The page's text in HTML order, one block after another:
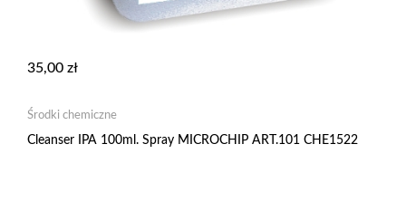
35,00 zł
Środki chemiczne
Cleanser IPA 100ml. Spray MICROCHIP ART.101 CHE1522